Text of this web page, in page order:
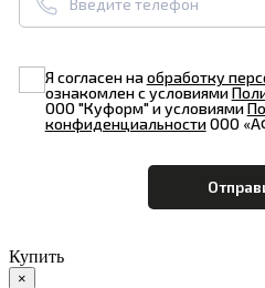
Я согласен наобработку
ознакомлен с условиями
ООО "Куформ" и условиями
конфиденциальностиООО
Купить
×